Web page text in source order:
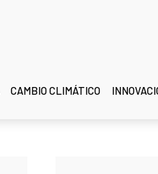
CAMBIO CLIMÁTICO